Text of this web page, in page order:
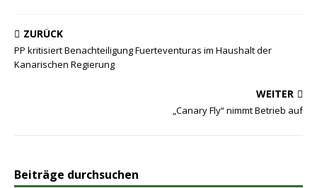
ZURÜCK
PP kritisiert Benachteiligung Fuerteventuras im Haushalt der
Kanarischen Regierung
WEITER
„Canary Fly“ nimmt Betrieb auf
Beiträge durchsuchen